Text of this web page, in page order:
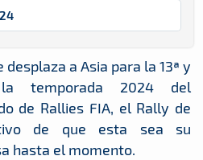
a Asia para la 13ª y
temporada 2024 del
de Rallies FIA, el Rally de
de que esta sea su
hasta el momento.